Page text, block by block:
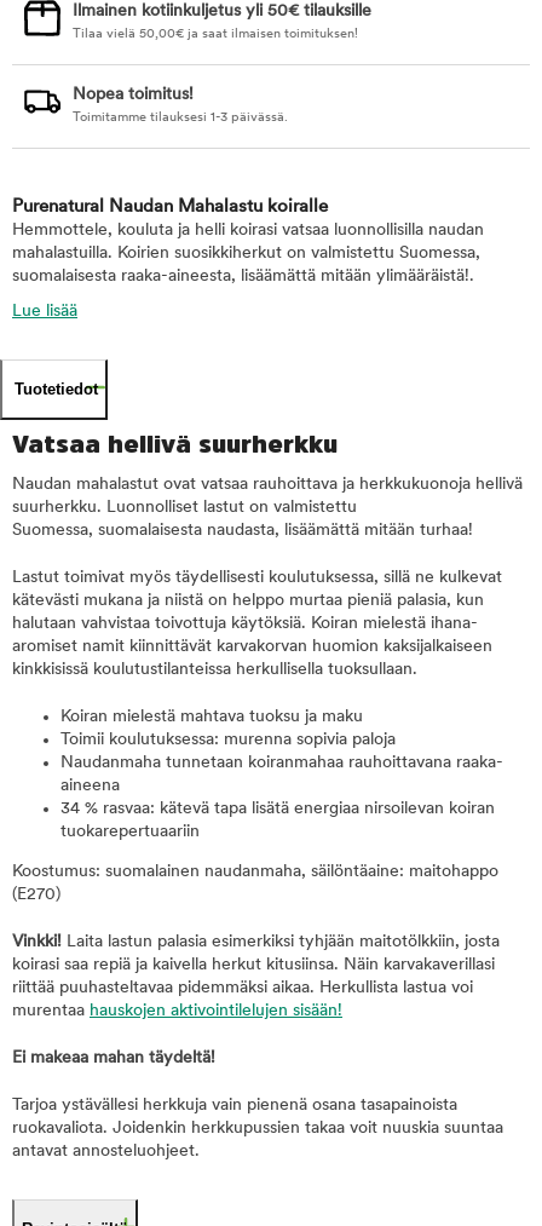
Ilmainen kotiinkuljetus yli 50€ tilauksille
Tilaa vielä 50,00€ ja saat ilmaisen toimituksen!
Nopea toimitus!
Toimitamme tilauksesi 1-3 päivässä.
Purenatural Naudan Mahalastu koiralle
Hemmottele, kouluta ja helli koirasi vatsaa luonnollisilla naudan
mahalastuilla. Koirien suosikkiherkut on valmistettu Suomessa,
suomalaisesta raaka-aineesta, lisäämättä mitään ylimääräistä!.
Lue lisää
Tuotetiedot
Vatsaa hellivä suurherkku
Naudan mahalastut ovat vatsaa rauhoittava ja herkkukuonoja hellivä
suurherkku. Luonnolliset lastut on valmistettu
Suomessa, suomalaisesta naudasta, lisäämättä mitään turhaa!
Lastut toimivat myös täydellisesti koulutuksessa, sillä ne kulkevat
kätevästi mukana ja niistä on helppo murtaa pieniä palasia, kun
halutaan vahvistaa toivottuja käytöksiä. Koiran mielestä ihana-
aromiset namit kiinnittävät karvakorvan huomion kaksijalkaiseen
kinkkisissä koulutustilanteissa herkullisella tuoksullaan.
Koiran mielestä mahtava tuoksu ja maku
Toimii koulutuksessa: murenna sopivia paloja
Naudanmaha tunnetaan koiranmahaa rauhoittavana raaka-
aineena
34 % rasvaa: kätevä tapa lisätä energiaa nirsoilevan koiran
tuokarepertuaariin
Koostumus: suomalainen naudanmaha, säilöntäaine: maitohappo
(E270)
Vinkki! Laita lastun palasia esimerkiksi tyhjään maitotölkkiin, josta
koirasi saa repiä ja kaivella herkut kitusiinsa. Näin karvakaverillasi
riittää puuhasteltavaa pidemmäksi aikaa. Herkullista lastua voi
murentaa hauskojen aktivointilelujen sisään!
Ei makeaa mahan täydeltä!
Tarjoa ystävällesi herkkuja vain pienenä osana tasapainoista
ruokavaliota. Joidenkin herkkupussien takaa voit nuuskia suuntaa
antavat annosteluohjeet.